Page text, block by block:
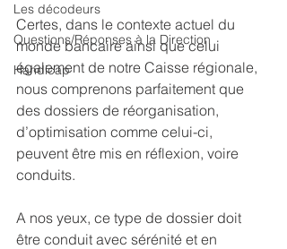
Les décodeurs
Questions/Réponses à la Direction
Handicap
Certes, dans le contexte actuel du
monde bancaire ainsi que celui
également de notre Caisse régionale,
nous comprenons parfaitement que
des dossiers de réorganisation,
d’optimisation comme celui-ci,
peuvent être mis en réflexion, voire
conduits.
A nos yeux, ce type de dossier doit
être conduit avec sérénité et en